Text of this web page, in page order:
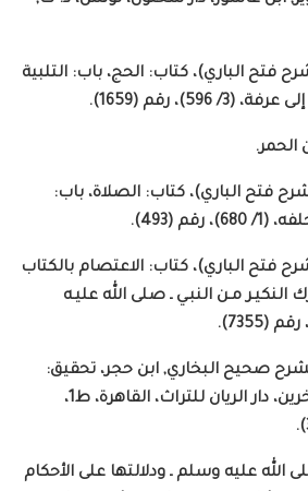
فتح الباري)، كتاب: الحج، باب: التلبية
596)، رقم (1659).
فتح الباري)، كتاب: الصلاة، باب:
(493).
فتح الباري)، كتاب: الاعتصام بالكتاب
مـن النبـي ـ صلى الله عليـه
بشرح صحيح البخاري, ابن حجر، تحقيق:
محب الدين الخطيب وآخرين، دار الريان للتراث، القاهرة، ط1،
الله عليه وسلم ـ ودلالتها على الأحكام